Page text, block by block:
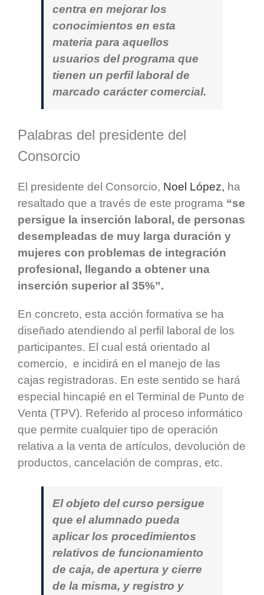
centra en mejorar los
conocimientos en esta
materia para aquellos
usuarios del programa que
tienen un perfil laboral de
marcado carácter comercial.
Palabras del presidente del
Consorcio
El presidente del Consorcio, Noel López, ha
resaltado que a través de este programa “se
persigue la inserción laboral, de personas
desempleadas de muy larga duración y
mujeres con problemas de integración
profesional, llegando a obtener una
inserción superior al 35%”.
En concreto, esta acción formativa se ha
diseñado atendiendo al perfil laboral de los
participantes. El cual está orientado al
comercio, e incidirá en el manejo de las
cajas registradoras. En este sentido se hará
especial hincapié en el Terminal de Punto de
Venta (TPV). Referido al proceso informático
que permite cualquier tipo de operación
relativa a la venta de artículos, devolución de
productos, cancelación de compras, etc.
El objeto del curso persigue
que el alumnado pueda
aplicar los procedimientos
relativos de funcionamiento
de caja, de apertura y cierre
de la misma, y registro y